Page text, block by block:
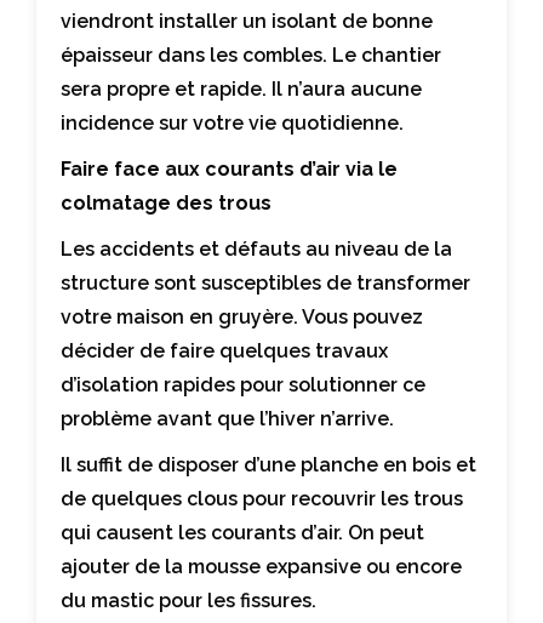
viendront installer un isolant de bonne
épaisseur dans les combles. Le chantier
sera propre et rapide. Il n’aura aucune
incidence sur votre vie quotidienne.
Faire face aux courants d’air via le
colmatage des trous
Les accidents et défauts au niveau de la
structure sont susceptibles de transformer
votre maison en gruyère. Vous pouvez
décider de faire quelques travaux
d’isolation rapides pour solutionner ce
problème avant que l’hiver n’arrive.
Il suffit de disposer d’une planche en bois et
de quelques clous pour recouvrir les trous
qui causent les courants d’air. On peut
ajouter de la mousse expansive ou encore
du mastic pour les fissures.